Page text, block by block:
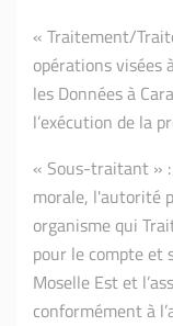
« Traitement/
opérations visées
les Données à
l’exécution de la
« Sous-traitant »
morale, l'autorité
organisme qui
pour le compte et
Moselle Est et
conformément à